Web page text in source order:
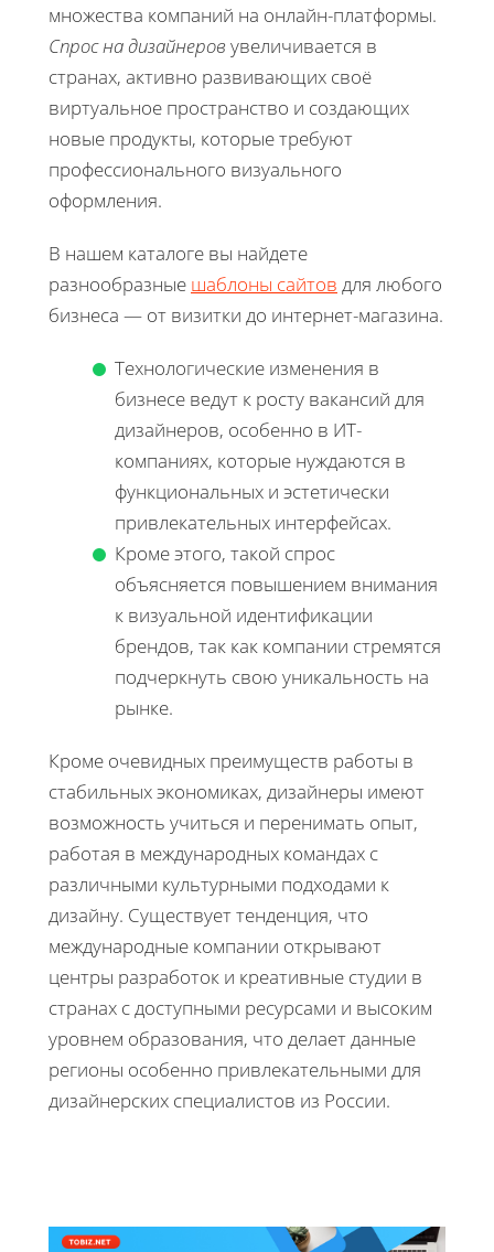
множества компаний на онлайн-платформы.
Спрос на дизайнеров увеличивается в
странах, активно развивающих своё
виртуальное пространство и создающих
новые продукты, которые требуют
профессионального визуального
оформления.
В нашем каталоге вы найдете
разнообразные шаблоны сайтов для любого
бизнеса — от визитки до интернет-магазина.
Технологические изменения в
бизнесе ведут к росту вакансий для
дизайнеров, особенно в ИТ-
компаниях, которые нуждаются в
функциональных и эстетически
привлекательных интерфейсах.
Кроме этого, такой спрос
объясняется повышением внимания
к визуальной идентификации
брендов, так как компании стремятся
подчеркнуть свою уникальность на
рынке.
Кроме очевидных преимуществ работы в
стабильных экономиках, дизайнеры имеют
возможность учиться и перенимать опыт,
работая в международных командах с
различными культурными подходами к
дизайну. Существует тенденция, что
международные компании открывают
центры разработок и креативные студии в
странах с доступными ресурсами и высоким
уровнем образования, что делает данные
регионы особенно привлекательными для
дизайнерских специалистов из России.